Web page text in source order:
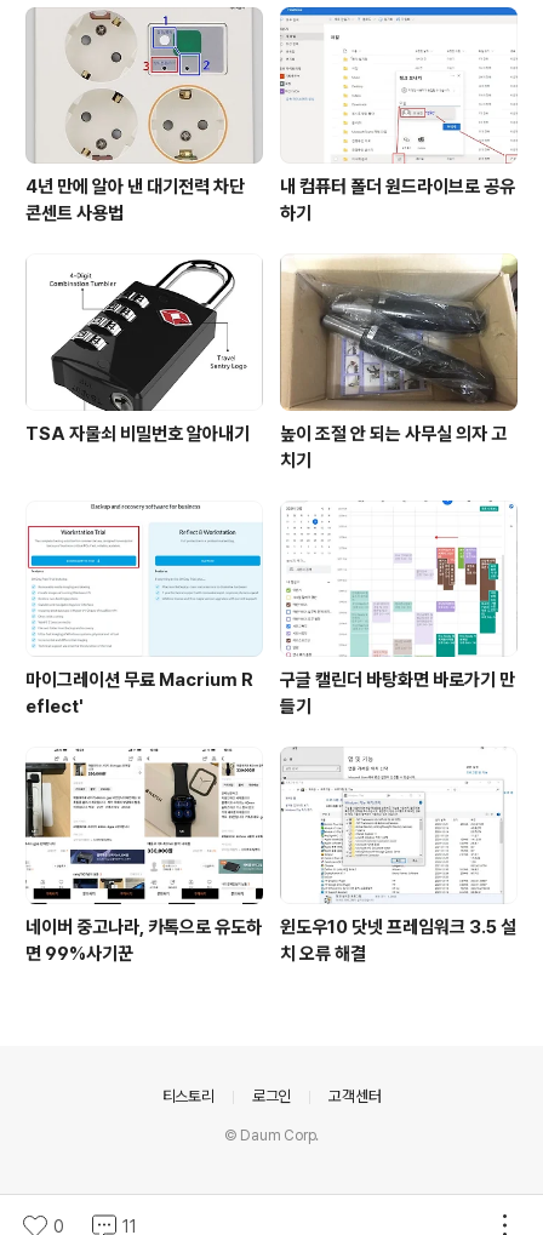
아갔습니다. 오늘은 국립공원 구역 안에 있는 사찰들이 문
화재를 관람하지 않는 사람들에게까지 문화재관람료를 징
수하는 문제에 관하여 함께 생각해보겠습니다. 2007년에
국립공원 입장료가 일제히 폐지되면서 지금은 ..
4년 만에 알아 낸 대기전력 차단
콘센트 사용법
내 컴퓨터 폴더 원드라이브로 공유
하기
TSA 자물쇠 비밀번호 알아내기
높이 조절 안 되는 사무실 의자 고
치기
마이그레이션 무료 Macrium R
eflect'
구글 캘린더 바탕화면 바로가기 만
들기
네이버 중고나라, 카톡으로 유도하
면 99%사기꾼
윈도우10 닷넷 프레임워크 3.5 설
치 오류 해결
0 11
티스토리 로그인 고객센터
© Daum Corp.